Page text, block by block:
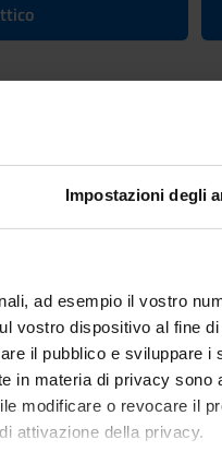
Impostazioni degli
ad esempio il vostro
vostro dispositivo al fine
il pubblico e sviluppare
in materia di privacy sono
modificare o revocare il
attivazione della privacy.
Storia romana (m) (2014/